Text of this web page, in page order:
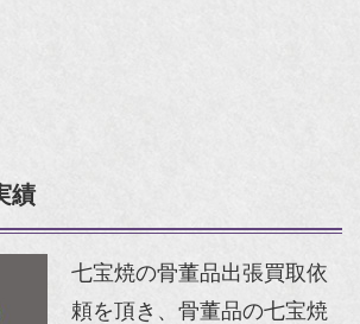
績
七宝焼の骨董品出張買取依
頼を頂き、骨董品の七宝焼